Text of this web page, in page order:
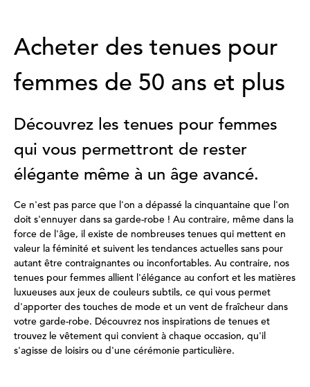
Acheter des tenues pour
femmes de 50 ans et plus
Découvrez les tenues pour femmes
qui vous permettront de rester
élégante même à un âge avancé.
Ce n'est pas parce que l'on a dépassé la cinquantaine que l'on
doit s'ennuyer dans sa garde-robe ! Au contraire, même dans la
force de l'âge, il existe de nombreuses tenues qui mettent en
valeur la féminité et suivent les tendances actuelles sans pour
autant être contraignantes ou inconfortables. Au contraire, nos
tenues pour femmes allient l'élégance au confort et les matières
luxueuses aux jeux de couleurs subtils, ce qui vous permet
d'apporter des touches de mode et un vent de fraîcheur dans
votre garde-robe. Découvrez nos inspirations de tenues et
trouvez le vêtement qui convient à chaque occasion, qu'il
s'agisse de loisirs ou d'une cérémonie particulière.